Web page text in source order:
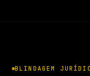
BLINDAGEM